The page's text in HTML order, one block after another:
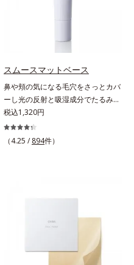
ールをかけるようにカバー。さらに
板状粉体が光を反射して、すっぴん
出します。また、皮脂を吸着する
「あぶらとりパウダー(*3)」を配合
し、くずれ＆テカリを防いでサラサ
ラ肌が長時間続きます。パウダータ
イプながら、SPF50+・PA++++。パ
ウダーならではの軽いつけごこち
合＝セミマット肌を叶える球状と板
状の粉体*2 シリカ6種類、セルロー
ス*3 シリカ配合＝皮脂を吸着する
粉体*4 化粧持ち性能
スムースマットベース
鼻や頬の気になる毛穴をさっとカバ
ーし光の反射と吸湿成分でたるみ毛
穴もふんわり一掃。肌になじむクリ
ーム状の部分用化粧下地。小鼻や頬
の気になる毛穴にさっと塗るだけ
を吸湿して補う成分により、乾燥に
もふんわり一掃。するんとハリ感の
ある肌に整えます。絶妙ベージュ色
で、黒ずみもカバー。肌をキュッと
税込1,320円
（4.25 / 894件）